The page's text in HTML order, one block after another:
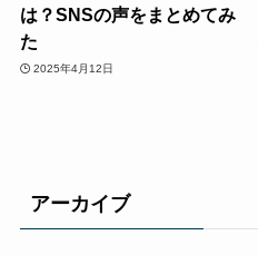
は？SNSの声をまとめてみ
た
2025年4月12日
アーカイブ